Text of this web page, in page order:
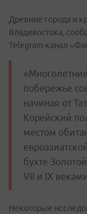
Древние города и
Владивостока,
Telegram-канал
побережье
начиная от
Корейский
местом
бухте
VII и IX
Некоторые